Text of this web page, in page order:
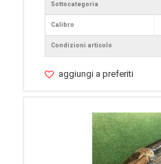
Sottocategoria
Calibro
Condizioni articolo
aggiungi a preferiti